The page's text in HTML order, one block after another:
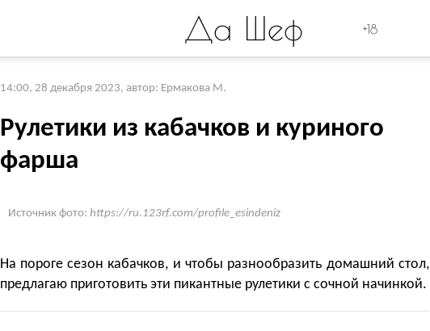
Да Шеф +18
14:00, 28 декабря 2023, автор: Ермакова М.
Рулетики из кабачков и куриного
фарша
Источник фото: https://ru.123rf.com/profile_esindeniz
На пороге сезон кабачков, и чтобы разнообразить домашний стол,
предлагаю приготовить эти пикантные рулетики с сочной начинкой.